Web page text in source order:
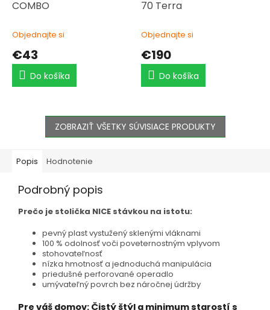
COMBO
Objednajte si
€43
Do košíka
70 Terra
Objednajte si
€190
Do košíka
ZOBRAZIŤ VŠETKY SÚVISIACE PRODUKTY
Popis Hodnotenie
Podrobný popis
Prečo je stolička NICE stávkou na istotu:
pevný plast vystužený sklenými vláknami
100 % odolnosť voči poveternostným vplyvom
stohovateľnosť
nízka hmotnosť a jednoduchá manipulácia
priedušné perforované operadlo
umývateľný povrch bez náročnej údržby
Pre váš domov: Čistý štýl a minimum starostí s